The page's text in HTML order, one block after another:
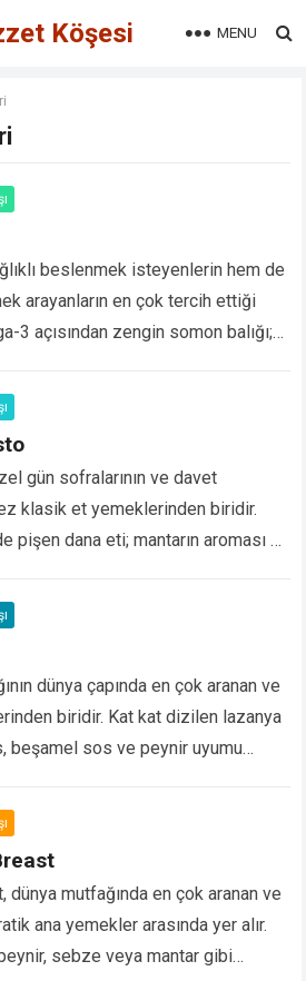
Köşesi MENU
beslenmek isteyenlerin hem de
arayanların en çok tercih ettiği
3 açısından zengin somon balığı;
gün sofralarının ve davet
klasik et yemeklerinden biridir.
pişen dana eti; mantarın aroması ve
dünya çapında en çok aranan ve
biridir. Kat kat dizilen lazanya
beşamel sos ve peynir uyumu
mutfağında en çok aranan ve
ana yemekler arasında yer alır.
sebze veya mantar gibi